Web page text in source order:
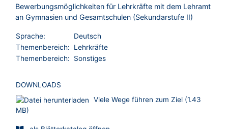
Bewerbungsmöglichkeiten für Lehrkräfte mit dem Lehramt
an Gymnasien und Gesamtschulen (Sekundarstufe II)
Sprache:
Deutsch
Themenbereich:
Lehrkräfte
Themenbereich:
Sonstiges
DOWNLOADS
Viele Wege führen zum Ziel (1.43
MB)